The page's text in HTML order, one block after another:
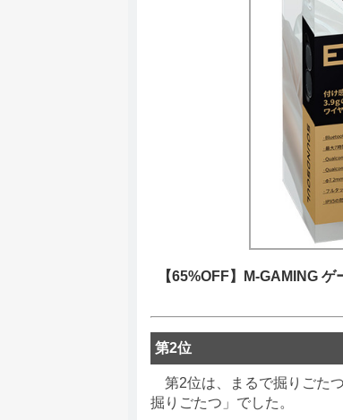
【65%OFF】M-GAMING
第2位
第2位は、まるで掘りごた
掘りごたつ」でした。